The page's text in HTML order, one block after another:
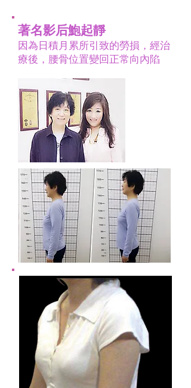
著名影后鮑起靜
因為日積月累所引致的勞損，經治
療後，腰骨位置變回正常向內陷